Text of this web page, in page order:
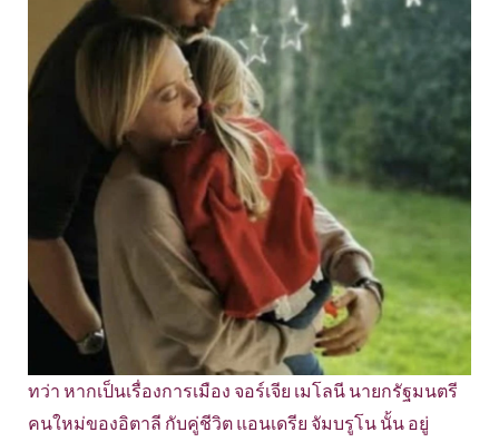
ทว่า หากเป็นเรื่องการเมือง จอร์เจีย เมโลนี นายกรัฐมนตรี
คนใหม่ของอิตาลี กับคู่ชีวิต แอนเดรีย จัมบรูโน นั้น อยู่